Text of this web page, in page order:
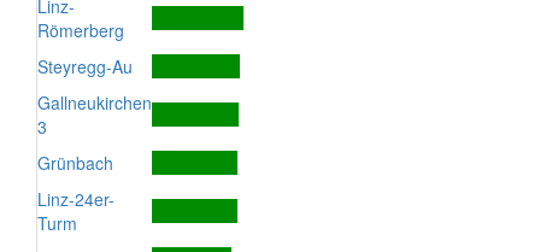
Linz-
Römerberg
Steyregg-Au
Gallneukirchen
3
Grünbach
Linz-24er-
Turm